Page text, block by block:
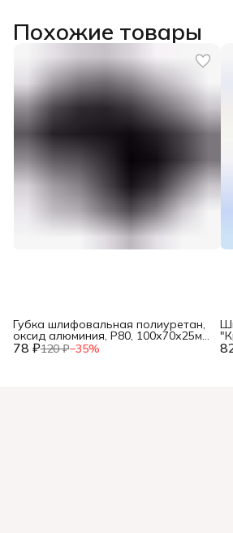
Похожие товары
78 ₽120 ₽−35%
Губка шлифовальная полиуретан,
оксид алюминия, Р80, 100х70х25мм,
(шт.)